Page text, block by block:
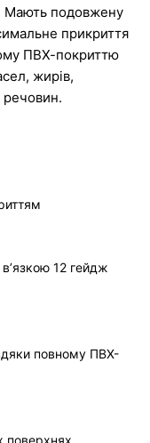
Мають подовжену
прикриття
ПВХ-покриттю
жирів,
речовин.
12 гейдж
повному ПВХ-